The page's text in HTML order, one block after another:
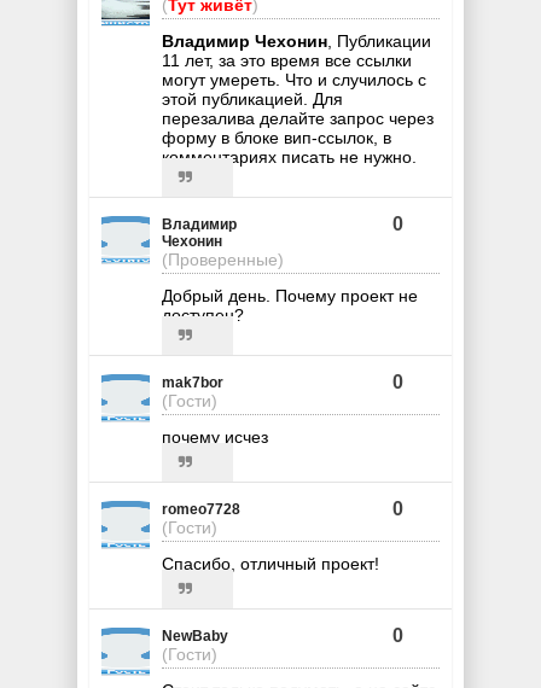
(Тут живёт)
Владимир Чехонин , Публикации
11 лет, за это время все ссылки
могут умереть. Что и случилось с
этой публикацией. Для
перезалива делайте запрос через
форму в блоке вип-ссылок, в
комментариях писать не нужно.
Владимир
Чехонин
(Проверенные)
0
Добрый день. Почему проект не
доступен?
mak7bor
(Гости)
0
почему исчез
romeo7728
(Гости)
0
Спасибо, отличный проект!
NewBaby
(Гости)
0